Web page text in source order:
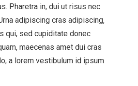
Pharetra in, dui ut risus nec
adipiscing cras adipiscing,
qui, sed cupiditate donec
maecenas amet dui cras
a lorem vestibulum id ipsum